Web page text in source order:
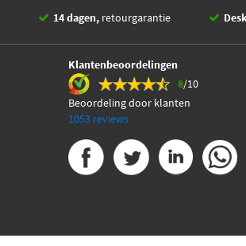
14 dagen, retourgarantie
Klantenbeoordelingen
8/10
Beoordeling door klanten
1053 reviews